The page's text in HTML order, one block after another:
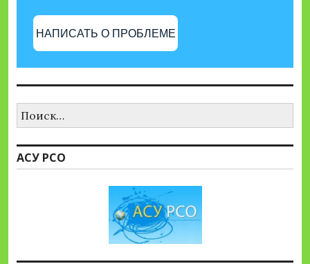
НАПИСАТЬ О ПРОБЛЕМЕ
АСУ РСО